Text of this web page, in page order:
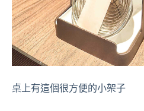
桌上有這個很方便的小架子